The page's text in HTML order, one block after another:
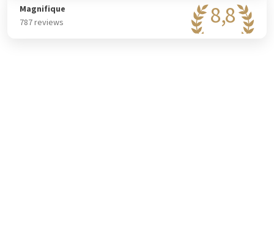
8,8
Magnifique
787 reviews